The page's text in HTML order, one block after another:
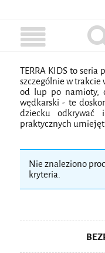
TERRA KIDS to
szczególnie w trakcie
od lup po namioty,
wędkarski - te
dziecku
praktycznych
Nie znaleziono
kryteria.